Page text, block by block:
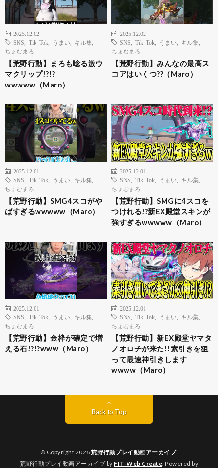
2025.12.02
SNS
Tik Tok うまい キル集
ちょむまろ
【荒野行動】まろも唸る激ウ
マクリップ!?!?
wwwww（Maro）
2025.12.02
SNS
Tik Tok うまい キル集
ちょむまろ
【荒野行動】みんなの最高ス
コアはいくつ??（Maro）
2025.12.01
SNS
Tik Tok うまい キル集
ちょむまろ
【荒野行動】SMG4スコがや
ばすぎるwwwww（Maro）
2025.12.01
SNS
Tik Tok うまい キル集
ちょむまろ
【荒野行動】SMGに4スコを
つけれる!?新EX殿堂スキンが
強すぎるwwwww（Maro）
2025.12.01
SNS
Tik Tok うまい キル集
ちょむまろ
【荒野行動】金枠が確定で増
える石!?!?www（Maro）
2025.12.01
SNS
Tik Tok うまい キル集
ちょむまろ
【荒野行動】新EX殿堂ヤマタ
ノオロチが来た!!素引きを狙
って最速神引きします
wwww（Maro）
Back to Top
© Copyright 2026 荒野行動プレイ動画アーカイブ.
荒野行動プレイ動画アーカイブ by FIT-Web Create. Powered by